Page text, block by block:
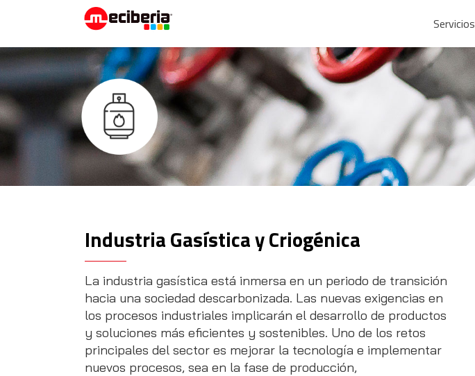
Servicios
Industria Gasística y Criogénica
La industria gasística está inmersa en un periodo de transición
hacia una sociedad descarbonizada. Las nuevas exigencias en
los procesos industriales implicarán el desarrollo de productos
y soluciones más eficientes y sostenibles. Uno de los retos
principales del sector es mejorar la tecnología e implementar
nuevos procesos, sea en la fase de producción,